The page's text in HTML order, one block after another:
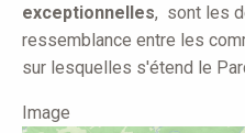
exceptionnelles, sont les
ressemblance entre les
sur lesquelles s'étend le
Image